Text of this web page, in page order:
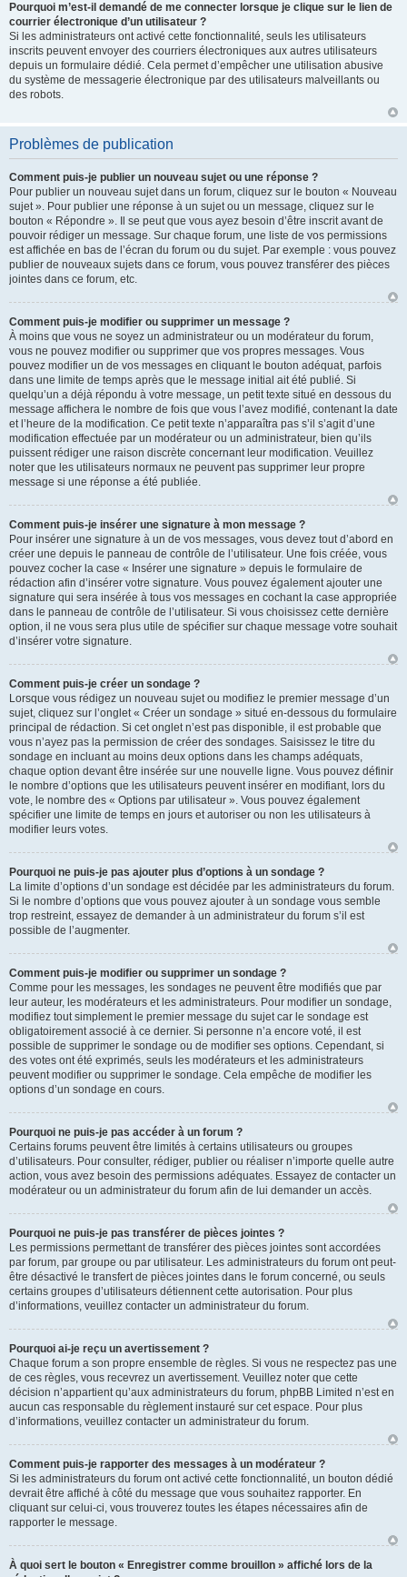
Pourquoi m’est-il demandé de me connecter lorsque je clique sur le lien de
courrier électronique d’un utilisateur ?
Si les administrateurs ont activé cette fonctionnalité, seuls les utilisateurs
inscrits peuvent envoyer des courriers électroniques aux autres utilisateurs
depuis un formulaire dédié. Cela permet d’empêcher une utilisation abusive
du système de messagerie électronique par des utilisateurs malveillants ou
des robots.
Problèmes de publication
Comment puis-je publier un nouveau sujet ou une réponse ?
Pour publier un nouveau sujet dans un forum, cliquez sur le bouton « Nouveau
sujet ». Pour publier une réponse à un sujet ou un message, cliquez sur le
bouton « Répondre ». Il se peut que vous ayez besoin d’être inscrit avant de
pouvoir rédiger un message. Sur chaque forum, une liste de vos permissions
est affichée en bas de l’écran du forum ou du sujet. Par exemple : vous pouvez
publier de nouveaux sujets dans ce forum, vous pouvez transférer des pièces
jointes dans ce forum, etc.
Comment puis-je modifier ou supprimer un message ?
À moins que vous ne soyez un administrateur ou un modérateur du forum,
vous ne pouvez modifier ou supprimer que vos propres messages. Vous
pouvez modifier un de vos messages en cliquant le bouton adéquat, parfois
dans une limite de temps après que le message initial ait été publié. Si
quelqu’un a déjà répondu à votre message, un petit texte situé en dessous du
message affichera le nombre de fois que vous l’avez modifié, contenant la date
et l’heure de la modification. Ce petit texte n’apparaîtra pas s’il s’agit d’une
modification effectuée par un modérateur ou un administrateur, bien qu’ils
puissent rédiger une raison discrète concernant leur modification. Veuillez
noter que les utilisateurs normaux ne peuvent pas supprimer leur propre
message si une réponse a été publiée.
Comment puis-je insérer une signature à mon message ?
Pour insérer une signature à un de vos messages, vous devez tout d’abord en
créer une depuis le panneau de contrôle de l’utilisateur. Une fois créée, vous
pouvez cocher la case « Insérer une signature » depuis le formulaire de
rédaction afin d’insérer votre signature. Vous pouvez également ajouter une
signature qui sera insérée à tous vos messages en cochant la case appropriée
dans le panneau de contrôle de l’utilisateur. Si vous choisissez cette dernière
option, il ne vous sera plus utile de spécifier sur chaque message votre souhait
d’insérer votre signature.
Comment puis-je créer un sondage ?
Lorsque vous rédigez un nouveau sujet ou modifiez le premier message d’un
sujet, cliquez sur l’onglet « Créer un sondage » situé en-dessous du formulaire
principal de rédaction. Si cet onglet n’est pas disponible, il est probable que
vous n’ayez pas la permission de créer des sondages. Saisissez le titre du
sondage en incluant au moins deux options dans les champs adéquats,
chaque option devant être insérée sur une nouvelle ligne. Vous pouvez définir
le nombre d’options que les utilisateurs peuvent insérer en modifiant, lors du
vote, le nombre des « Options par utilisateur ». Vous pouvez également
spécifier une limite de temps en jours et autoriser ou non les utilisateurs à
modifier leurs votes.
Pourquoi ne puis-je pas ajouter plus d’options à un sondage ?
La limite d’options d’un sondage est décidée par les administrateurs du forum.
Si le nombre d’options que vous pouvez ajouter à un sondage vous semble
trop restreint, essayez de demander à un administrateur du forum s’il est
possible de l’augmenter.
Comment puis-je modifier ou supprimer un sondage ?
Comme pour les messages, les sondages ne peuvent être modifiés que par
leur auteur, les modérateurs et les administrateurs. Pour modifier un sondage,
modifiez tout simplement le premier message du sujet car le sondage est
obligatoirement associé à ce dernier. Si personne n’a encore voté, il est
possible de supprimer le sondage ou de modifier ses options. Cependant, si
des votes ont été exprimés, seuls les modérateurs et les administrateurs
peuvent modifier ou supprimer le sondage. Cela empêche de modifier les
options d’un sondage en cours.
Pourquoi ne puis-je pas accéder à un forum ?
Certains forums peuvent être limités à certains utilisateurs ou groupes
d’utilisateurs. Pour consulter, rédiger, publier ou réaliser n’importe quelle autre
action, vous avez besoin des permissions adéquates. Essayez de contacter un
modérateur ou un administrateur du forum afin de lui demander un accès.
Pourquoi ne puis-je pas transférer de pièces jointes ?
Les permissions permettant de transférer des pièces jointes sont accordées
par forum, par groupe ou par utilisateur. Les administrateurs du forum ont peut-
être désactivé le transfert de pièces jointes dans le forum concerné, ou seuls
certains groupes d’utilisateurs détiennent cette autorisation. Pour plus
d’informations, veuillez contacter un administrateur du forum.
Pourquoi ai-je reçu un avertissement ?
Chaque forum a son propre ensemble de règles. Si vous ne respectez pas une
de ces règles, vous recevrez un avertissement. Veuillez noter que cette
décision n’appartient qu’aux administrateurs du forum, phpBB Limited n’est en
aucun cas responsable du règlement instauré sur cet espace. Pour plus
d’informations, veuillez contacter un administrateur du forum.
Comment puis-je rapporter des messages à un modérateur ?
Si les administrateurs du forum ont activé cette fonctionnalité, un bouton dédié
devrait être affiché à côté du message que vous souhaitez rapporter. En
cliquant sur celui-ci, vous trouverez toutes les étapes nécessaires afin de
rapporter le message.
À quoi sert le bouton « Enregistrer comme brouillon » affiché lors de la